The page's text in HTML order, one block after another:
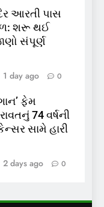
આરતી પાસ
શરૂ થઈ
સંપૂર્ણ
1 day ago 0
ફેમ
74 વર્ષની
સામે હારી
2 days ago 0
સરળ
અને મૃત્યુ
હોબાળો
ઘી ખરેખર શુદ્ધ
દાવાઓની
પ્રતિબંધ